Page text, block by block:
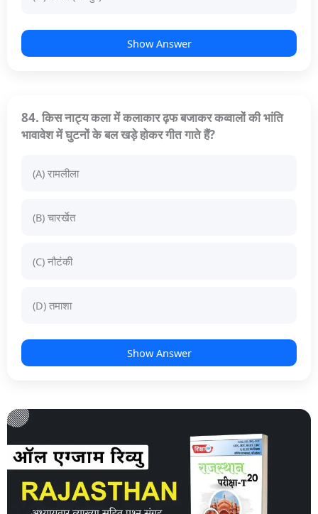
Show Answer
84. किस नाट्य कला में कलाकार ढ़फ बजाकर कव्वालों की भांति
भावावेश में घुटनों के बल खड़े होकर गीत गाते हैं?
(A) रामलीला
(B) चारर्खेत
(C) नौटंकी
(D) तमाशा
Show Answer